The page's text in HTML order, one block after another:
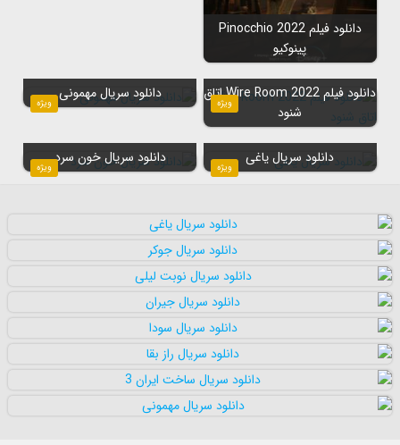
دانلود فیلم Pinocchio 2022
پینوکیو
ویژه
دانلود فیلم Wire Room 2022 اتاق
شنود
ویژه
دانلود سریال مهمونی
ویژه
دانلود سریال یاغی
ویژه
دانلود سریال خون سرد